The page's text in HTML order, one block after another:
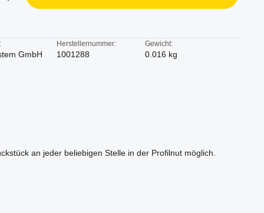
GmbH
Herstellernummer:
1001288
Gewicht:
0.016 kg
an jeder beliebigen Stelle in der Profilnut möglich.